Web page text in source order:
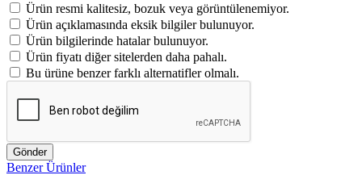
Ürün resmi kalitesiz, bozuk veya görüntülenemiyor.
Ürün açıklamasında eksik bilgiler bulunuyor.
Ürün bilgilerinde hatalar bulunuyor.
Ürün fiyatı diğer sitelerden daha pahalı.
Bu ürüne benzer farklı alternatifler olmalı.
Gönder
Benzer Ürünler